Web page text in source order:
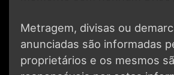
Metragem, divisas ou
anunciadas são informadas
proprietários e os mesmos